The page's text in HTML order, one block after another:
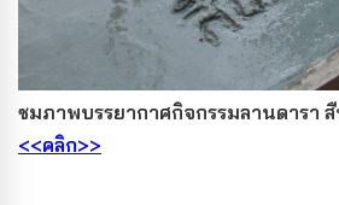
ชมภาพบรรยากาศกิจกรรมลานดารา
<<คลิก>>